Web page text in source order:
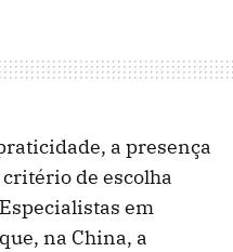
a presença
de escolha
em
na China, a